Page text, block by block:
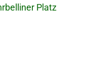
Platz